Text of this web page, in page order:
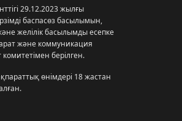
29.12.2023 жылғы
баспасөз басылымын,
желілік басылымды есепке
және коммуникация
комитетімен берілген.
өнімдері 18 жастан